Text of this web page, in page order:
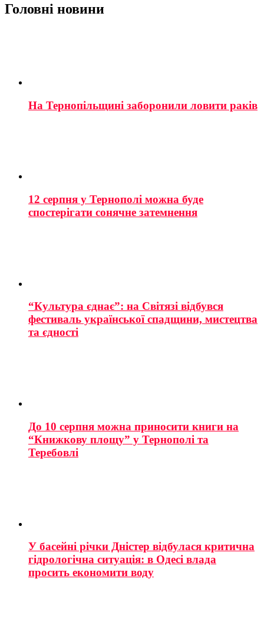
Головні новини
На Тернопільщині заборонили ловити раків
12 серпня у Тернополі можна буде
спостерігати сонячне затемнення
“Культура єднає”: на Світязі відбувся
фестиваль української спадщини, мистецтва
та єдності
До 10 серпня можна приносити книги на
“Книжкову площу” у Тернополі та
Теребовлі
У басейні річки Дністер відбулася критична
гідрологічна ситуація: в Одесі влада
просить економити воду